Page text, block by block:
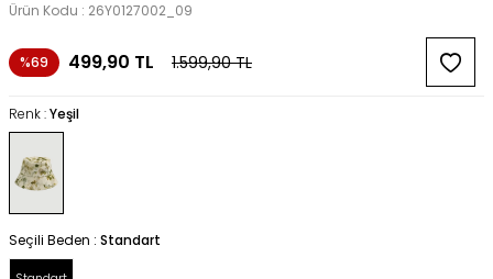
Ürün Kodu : 26Y0127002_09
%69 499,90 TL 1.599,90TL
Renk :Yeşil
Seçili Beden : Standart